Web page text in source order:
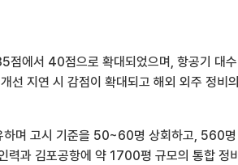
에서 40점으로 확대되었으며, 항공기 대
지연 시 감점이 확대되고 해외 외주 정비
며 고시 기준을 50~60명 상회하고, 560명
김포공항에 약 1700평 규모의 통합 정